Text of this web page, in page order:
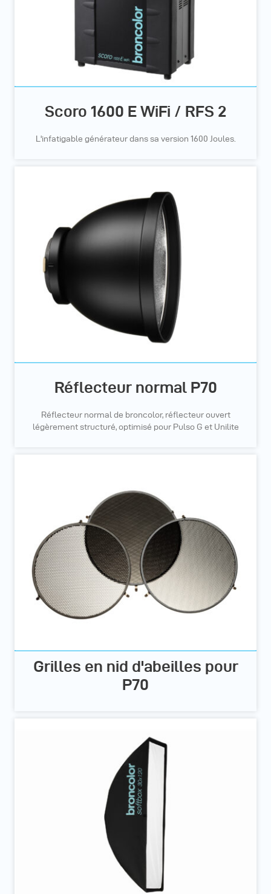
Scoro 1600 E WiFi / RFS 2
L'infatigable générateur dans sa version 1600 Joules.
Réflecteur normal P70
Réflecteur normal de broncolor, réflecteur ouvert
légèrement structuré, optimisé pour Pulso G et Unilite
Grilles en nid d'abeilles pour
P70